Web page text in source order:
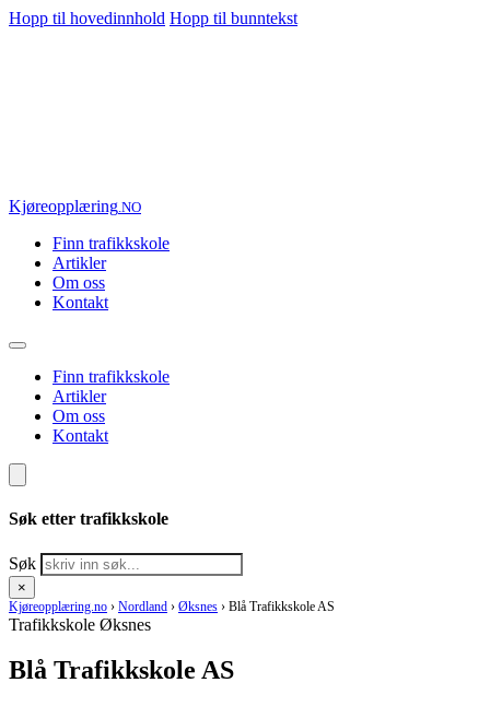
Hopp til hovedinnhold Hopp til bunntekst
Kjøreopplæring.NO
Finn trafikkskole
Artikler
Om oss
Kontakt
Finn trafikkskole
Artikler
Om oss
Kontakt
Søk etter trafikkskole
Søk
×
Kjøreopplæring.no › Nordland › Øksnes › Blå Trafikkskole AS
Trafikkskole Øksnes
Blå Trafikkskole AS